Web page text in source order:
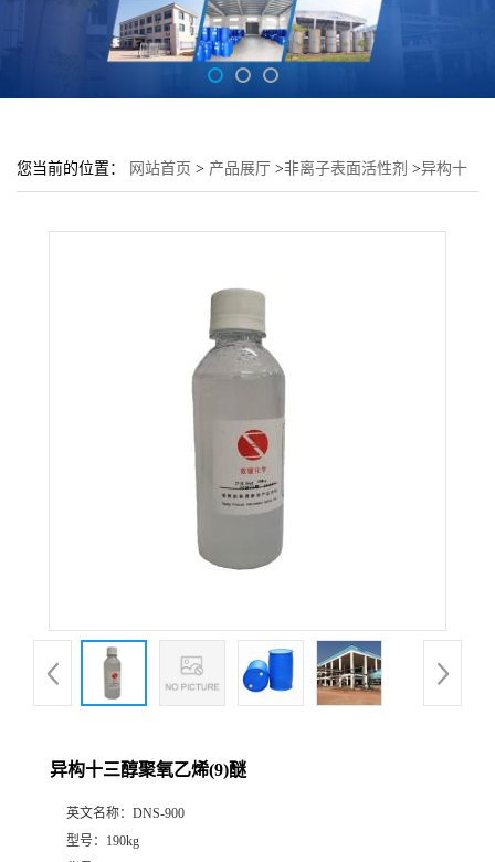
您当前的位置： 网站首页 > 产品展厅 >非离子表面活性剂 >异构十
异构十三醇聚氧乙烯(9)醚
英文名称： DNS-900
型号： 190kg